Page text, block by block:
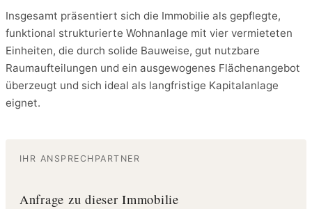
Insgesamt präsentiert sich die Immobilie als gepflegte,
funktional strukturierte Wohnanlage mit vier vermieteten
Einheiten, die durch solide Bauweise, gut nutzbare
Raumaufteilungen und ein ausgewogenes Flächenangebot
überzeugt und sich ideal als langfristige Kapitalanlage
eignet.
IHR ANSPRECHPARTNER
Anfrage zu dieser Immobilie